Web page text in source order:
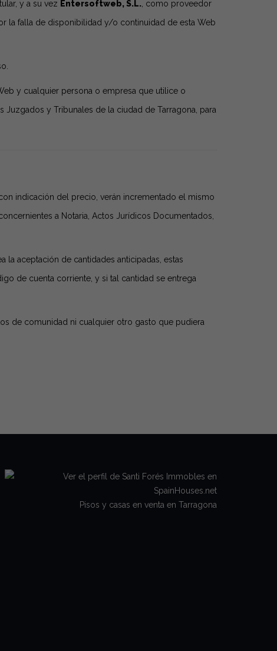
y a su vez Entersoftweb, S.L. , como proveedor
la falla de disponibilidad y/o continuidad de esta Web
y cualquier persona o empresa que utilice o
y Tribunales de la ciudad de Tarragona, para
indicación del precio, verán incrementado el mismo
a Notaria, Actos Jurídicos Documentados,
la aceptación de cantidades anticipadas, estas
de cuenta corriente, y si tal cantidad se entrega
de comunidad ni cualquier otro gasto que pudiera
Pisos y casas en venta en Tarragona